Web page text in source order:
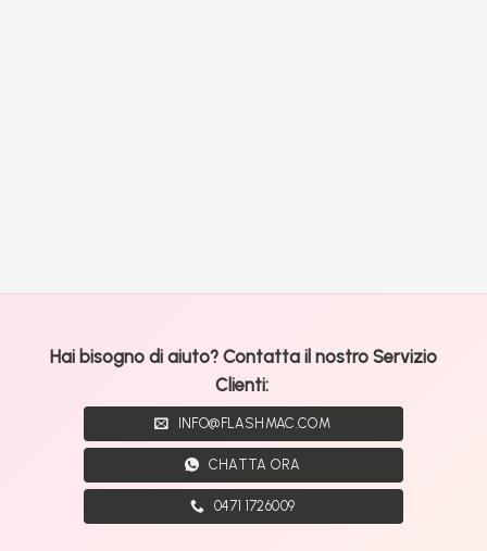
Hai bisogno di aiuto? Contatta il nostro Servizio
Clienti:
INFO@FLASHMAC.COM
CHATTA ORA
0471 1726009